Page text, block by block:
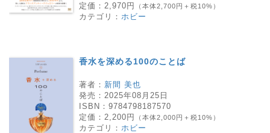
定価： 2,970円 （本体2,700円＋税10%）
カテゴリ： ホビー
香水を深める100のことば
著者： 新間 美也
発売： 2025年08月25日
ISBN： 9784798187570
定価： 2,200円 （本体2,000円＋税10%）
カテゴリ： ホビー